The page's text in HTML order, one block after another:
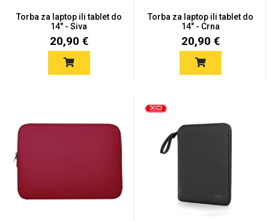
Torba za laptop ili tablet do
14" - Siva
20,90 €
Torba za laptop ili tablet do
14" - Crna
20,90 €
Love motivi I Need Some Space
Cirkus